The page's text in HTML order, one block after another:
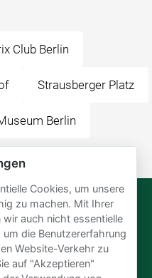
Club Berlin
Strausberger Platz
Berlin
vermieten
Sie Ihre SDGs
Cookies, um unsere
zu machen. Mit Ihrer
auch nicht essentielle
die Benutzererfahrung
Website-Verkehr zu
auf "Akzeptieren"